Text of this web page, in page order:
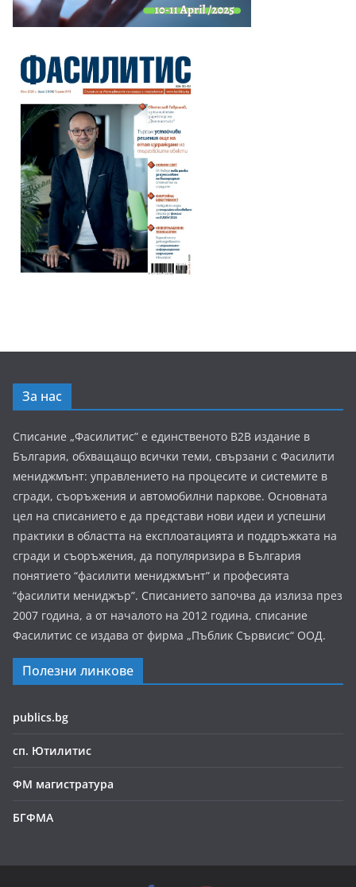
За нас
Списание „Фасилитис” е единственото B2B издание в
България, обхващащо всички теми, свързани с Фасилити
мениджмънт: управлението на процесите и системите в
сгради, съоръжения и автомобилни паркове. Основната
цел на списанието е да представи нови идеи и успешни
практики в областта на експлоатацията и поддръжката на
сгради и съоръжения, да популяризира в България
понятието “фасилити мениджмънт” и професията
“фасилити мениджър”. Списанието започва да излиза през
2007 година, а от началото на 2012 година, списание
Фасилитис се издава от фирма „Пъблик Сървисис“ ООД.
Полезни линкове
publics.bg
сп. Ютилитис
ФМ магистратура
БГФМА